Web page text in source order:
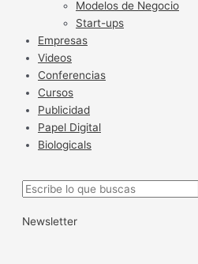
Modelos de Negocio
Start-ups
Empresas
Videos
Conferencias
Cursos
Publicidad
Papel Digital
Biologicals
Newsletter